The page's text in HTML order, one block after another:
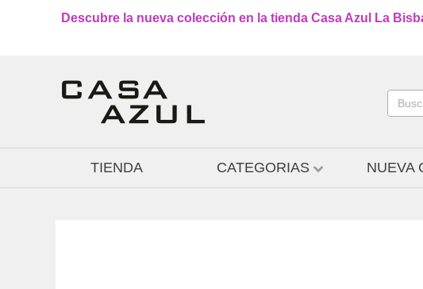
Descubre la nueva colección en la tienda Casa Azul La
Buscar:
TIENDA CATEGORIAS NUEVA